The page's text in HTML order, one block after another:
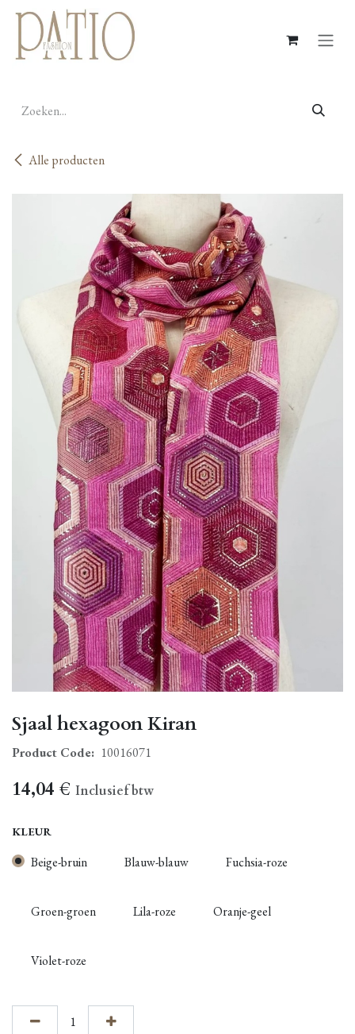
Overslaan naar inhoud
Alle producten
Sjaal hexagoon Kiran
Product Code: 10016071
14,04 € Inclusief btw
KLEUR
Beige-bruin Blauw-blauw Fuchsia-roze
Groen-groen Lila-roze Oranje-geel
Violet-roze